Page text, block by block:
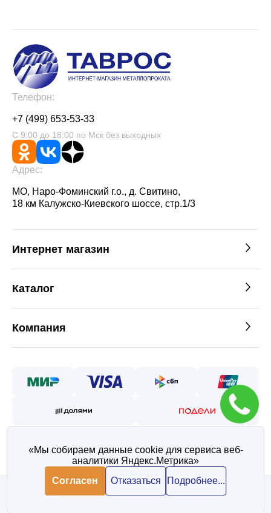
3 520 ₽/ шт В корзину
3 520 ₽/ шт В корзину
Телефон:
+7 (499) 653-53-33
С 9:00 до 18:00 по Мск без выходных
Адрес:
МО, Наро-Фоминский г.о., д. Свитино,
18 км Калужско-Киевского шоссе, стр.1/3
Интернет магазин
Каталог
Компания
©2026 — Таврос интернет
магазин металлопроката
Политика конфиденциальности
Согласие на обработку персональных данных
«Мы собираем данные cookie для сервиса веб-
аналитики Яндекс.Метрика»
Согласен
Отказаться Подробнее...